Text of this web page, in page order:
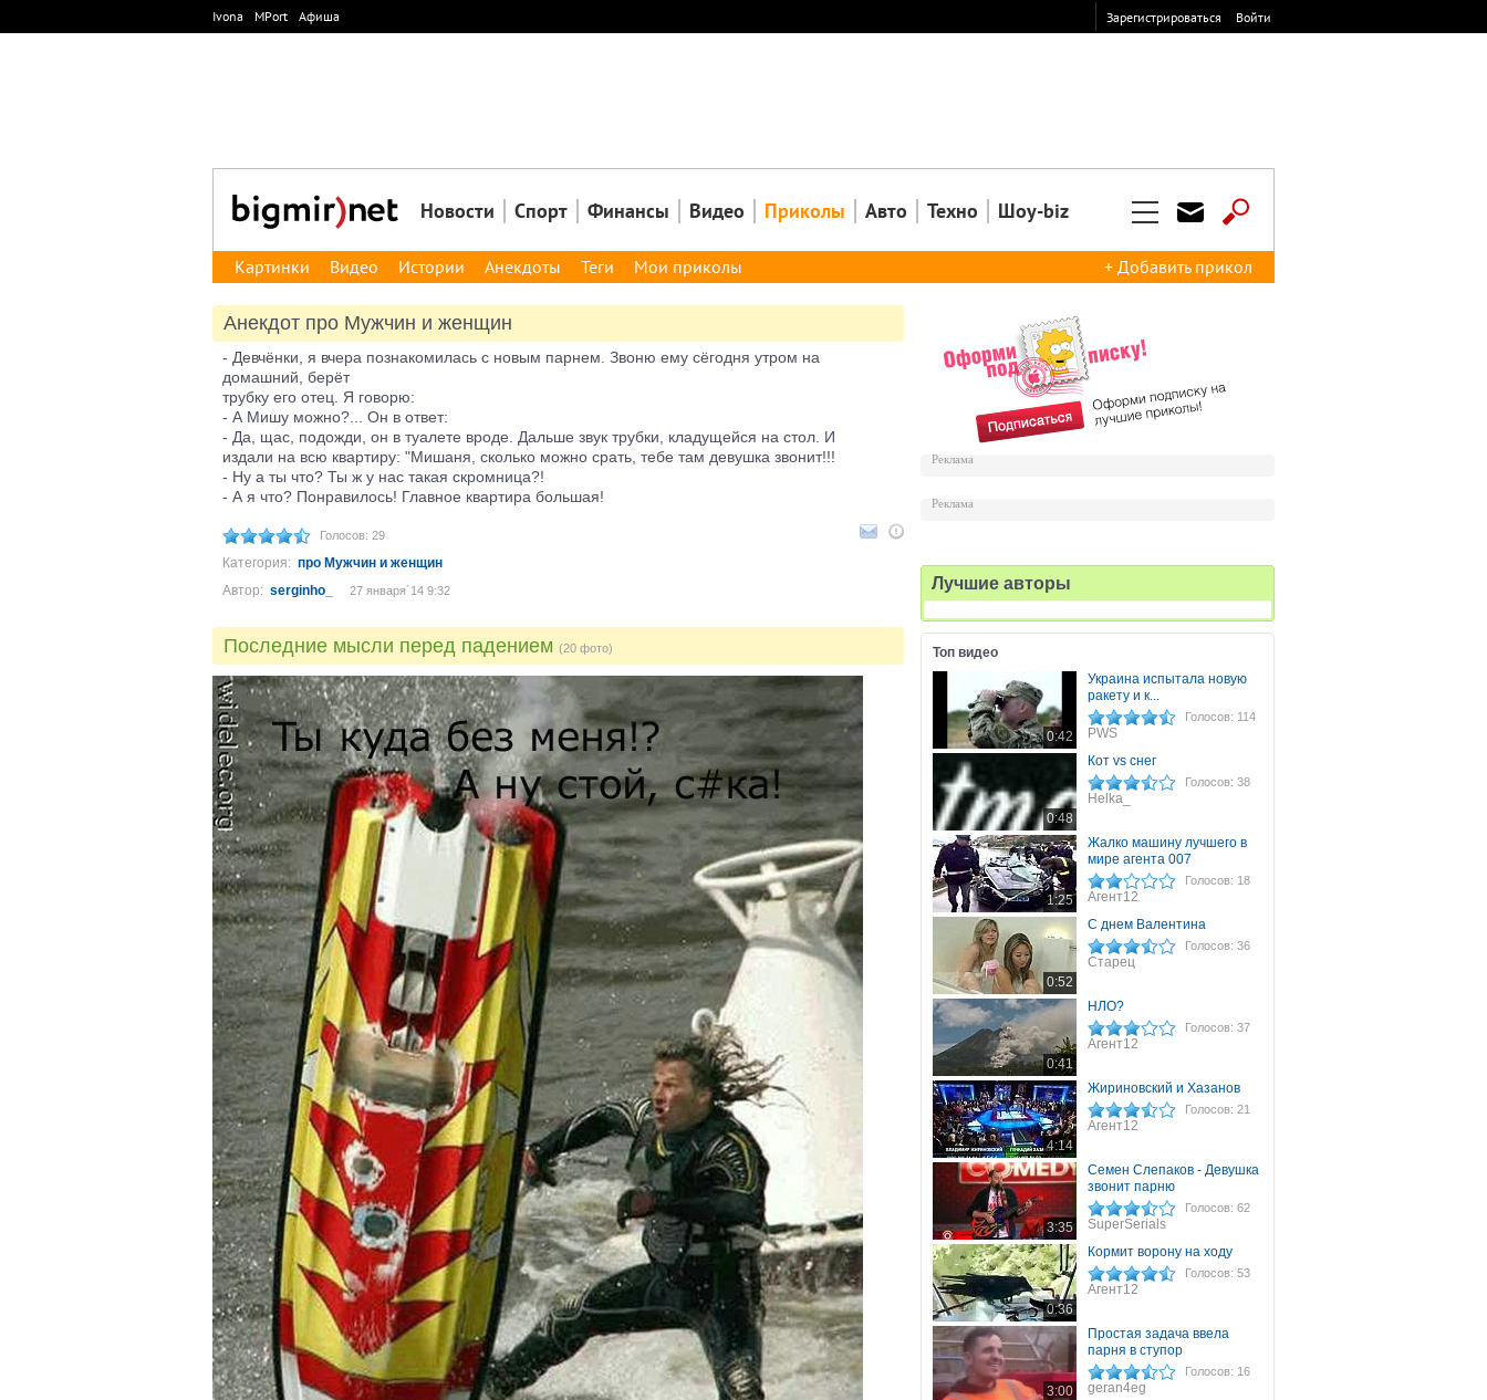
Закрыть
Ivona MPort Афиша Зарегистрироваться Войти
Новости Спорт Финансы Видео Приколы Авто Техно Шоу-biz
Картинки Видео Истории Анекдоты Теги Мои приколы + Добавить прикол
Анекдот про Мужчин и женщин
- Девчёнки, я вчера познакомилась с новым парнем. Звоню ему сёгодня утром на
домашний, берёт
трубку его отец. Я говорю:
- А Мишу можно?... Он в ответ:
- Да, щас, подожди, он в туалете вроде. Дальше звук трубки, кладущейся на стол. И
издали на всю квартиру: "Мишаня, сколько можно срать, тебе там девушка звонит!!!
- Ну а ты что? Ты ж у нас такая скромница?!
- А я что? Понравилось! Главное квартира большая!
Голосов: 29
Категория: про Мужчин и женщин
Автор: serginho_ 27 января´14 9:32
Последние мысли перед падением (20 фото)
Реклама
Реклама
Лучшие авторы
Топ видео
0:42
Украина испытала новую
ракету и к...
Голосов: 114
PWS
0:48
Кот vs снег
Голосов: 38
Helka_
1:25
Жалко машину лучшего в
мире агента 007
Голосов: 18
Агент12
0:52
С днем Валентина
Голосов: 36
Старец
0:41
НЛО?
Голосов: 37
Агент12
4:14
Жириновский и Хазанов
Голосов: 21
Агент12
3:35
Семен Слепаков - Девушка
звонит парню
Голосов: 62
SuperSerials
0:36
Кормит ворону на ходу
Голосов: 53
Агент12
3:00
Простая задача ввела
парня в ступор
Голосов: 16
geran4eg